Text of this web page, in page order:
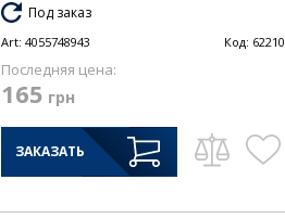
Под заказ
Art: 4055748943 Код: 62210
Последняя цена:
165 грн
ЗАКАЗАТЬ